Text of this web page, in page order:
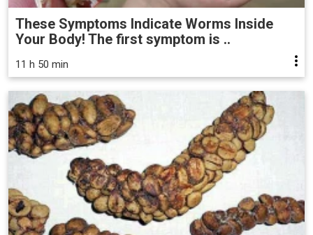
These Symptoms Indicate Worms Inside
Your Body! The first symptom is ..
11 h 50 min